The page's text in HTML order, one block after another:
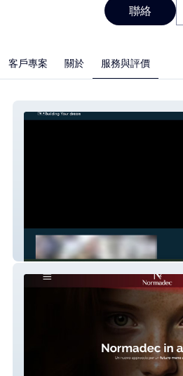
聯絡
客戶專案 關於 服務與評價
Fabbrica Contenuti